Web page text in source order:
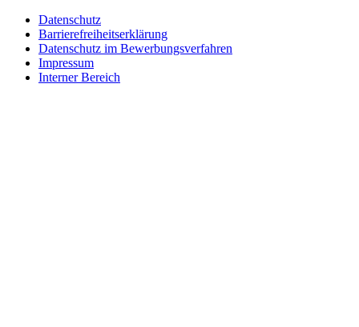
Datenschutz
Barrierefreiheitserklärung
Datenschutz im Bewerbungsverfahren
Impressum
Interner Bereich